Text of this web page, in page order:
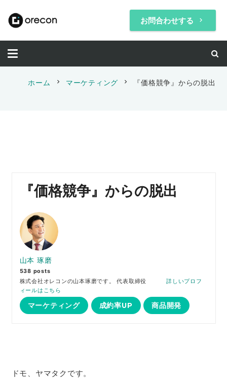
お問合わせする keyboard_arrow_right
ホーム chevron_right マーケティング chevron_right 『価格競争』からの脱出
『価格競争』からの脱出
山本 琢磨
538 posts
株式会社オレコンの山本琢磨です。 代表取締役 詳しいプロフ
ィールはこちら
マーケティング 成約率UP 商品開発
ドモ、ヤマタクです。